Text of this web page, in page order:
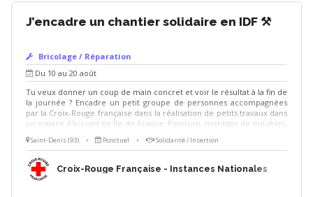
J’encadre un chantier solidaire en IDF ⚒️
Bricolage / Réparation
Du 10 au 20 août
Tu veux donner un coup de main concret et voir le résultat à la fin de
la journée ? Encadre un petit groupe de personnes accompagnées
par la Croix-Rouge française dans la réalisation de petits travaux dans
un espace d'accueil en Île-de-France. Peinture, montage de meubles,
déco, personnalisation des espaces, le temps d'une ou deux
journées. Un bon niveau en bricolage est recommandé, c'est toi
valider leur faisabilité en amont -Établir la liste des consommables à
acheter -Encadrer et transmettre les gestes techniques aux
Saint-Denis (93) • Ponctuel • Solidarité / Insertion
Croix-Rouge Française - Instances Nationales